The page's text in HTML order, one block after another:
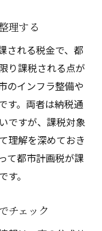
較し最適化し
れるメリット
手数料やポイ
ド利用時の流れ
理する
される税金で、都
り課税される点が
のインフラ整備や
す。両者は納税通
ですが、課税対象
理解を深めておき
て都市計画税が課
。
チェック